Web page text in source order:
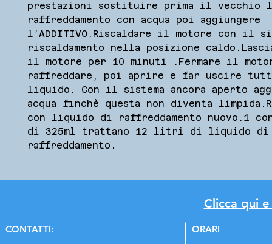
prestazioni sostituire prima il vecchio
raffreddamento con acqua poi aggiungere
l’ADDITIVO.Riscaldare il motore con il
riscaldamento nella posizione
il motore per 10 minuti .Fermare il
raffreddare, poi aprire e far uscire
liquido. Con il sistema ancora aperto
acqua finchè questa non diventa
con liquido di raffreddamento nuovo.1
di 325ml trattano 12 litri di liquido di
raffreddamento.
Clicca qui
CONTATTI:
ORARI